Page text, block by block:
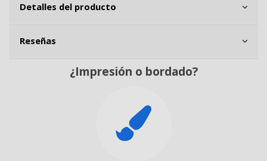
Detalles del producto
Reseñas
¿Impresión o bordado?